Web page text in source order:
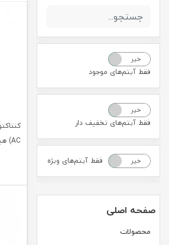
خیر
فقط آیتم‌های موجود
خیر
فقط آیتم‌های تخفیف دار
بله خیر فقط آیتم‌های ویژه
صفحه اصلی
محصولات
AC) هیوندایی